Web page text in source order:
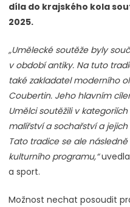
díla do krajského kola
2025.
„Umělecké soutěže byly
v období antiky. Na tuto
také zakladatel moderního
Coubertin. Jeho hlavním
Umělci soutěžili v
malířství a sochařství a
Tato tradice se ale
kulturního programu,“uvedla
a sport.
Možnost nechat posoudit